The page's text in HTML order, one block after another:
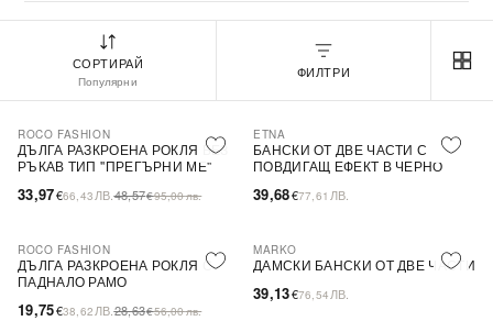
СОРТИРАЙ
Популярни
ФИЛТРИ
-30%
ROCO FASHION
ДЪЛГА РАЗКРОЕНА РОКЛЯ БЕЗ
РЪКАВ ТИП ''ПРЕГЪРНИ МЕ''
33,97€66,43 ЛВ.48,57€95,00лв.
ETNA
БАНСКИ ОТ ДВЕ ЧАСТИ С
ПОВДИГАЩ ЕФЕКТ В ЧЕРНО
39,68€77,61 ЛВ.
-31%
ROCO FASHION
ДЪЛГА РАЗКРОЕНА РОКЛЯ С
ПАДНАЛО РАМО
19,75€38,62 ЛВ.28,63€56,00лв.
MARKO
ДАМСКИ БАНСКИ ОТ ДВЕ ЧАСТИ
39,13€76,54 ЛВ.